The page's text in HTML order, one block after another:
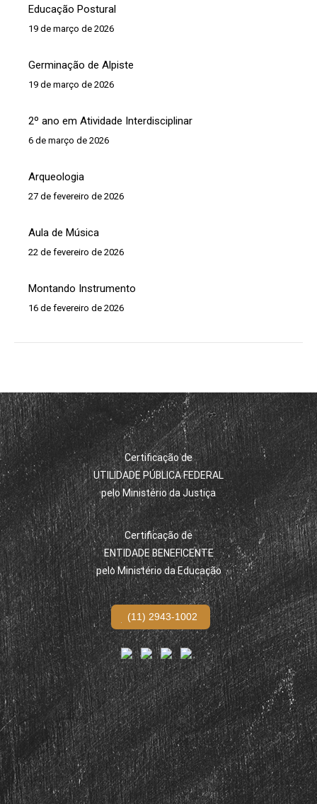
Educação Postural
19 de março de 2026
Germinação de Alpiste
19 de março de 2026
2º ano em Atividade Interdisciplinar
6 de março de 2026
Arqueologia
27 de fevereiro de 2026
Aula de Música
22 de fevereiro de 2026
Montando Instrumento
16 de fevereiro de 2026
Certificação de
UTILIDADE PÚBLICA FEDERAL
pelo Ministério da Justiça
Certificação de
ENTIDADE BENEFICENTE
pelo Ministério da Educação
(11) 2943-1002